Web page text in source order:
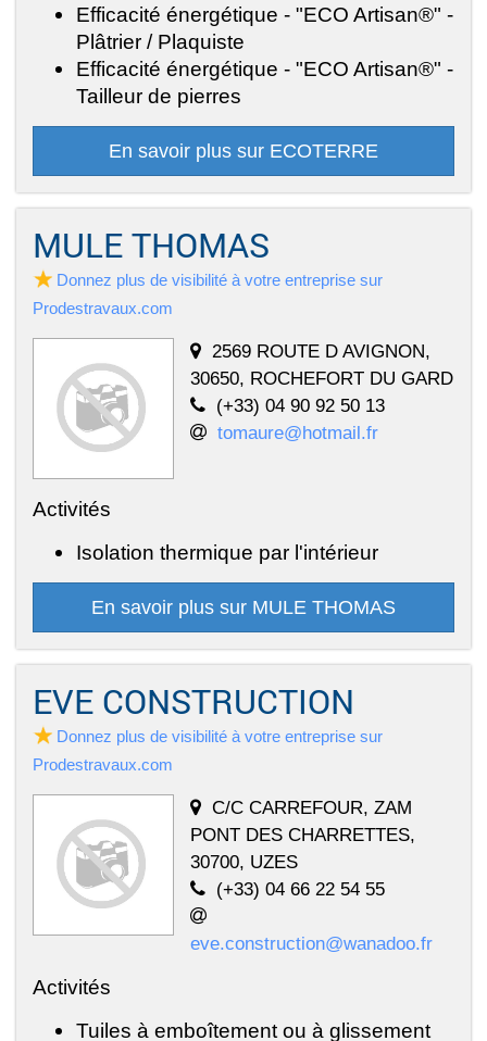
Efficacité énergétique - "ECO Artisan®" -
Plâtrier / Plaquiste
Efficacité énergétique - "ECO Artisan®" -
Tailleur de pierres
En savoir plus sur ECOTERRE
MULE THOMAS
Donnez plus de visibilité à votre entreprise sur
Prodestravaux.com
2569 ROUTE D AVIGNON,
30650, ROCHEFORT DU GARD
(+33) 04 90 92 50 13
tomaure@hotmail.fr
Activités
Isolation thermique par l'intérieur
En savoir plus sur MULE THOMAS
EVE CONSTRUCTION
Donnez plus de visibilité à votre entreprise sur
Prodestravaux.com
C/C CARREFOUR, ZAM
PONT DES CHARRETTES,
30700, UZES
(+33) 04 66 22 54 55
eve.construction@wanadoo.fr
Activités
Tuiles à emboîtement ou à glissement